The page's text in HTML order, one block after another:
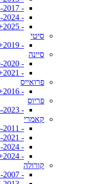
- 2014-2017 (J150)
- 2018-2024 (J150)
- 2025+ (J250)
סיטי
- 2019+
סיינה
- 2010-2020
- 2021+
פרואייס
- 2016+
פריוס
- 2016-2023
קאמרי
- 2006-2011
- 2018-2021
- 2021-2024
- 2024+
קורולה
- 2002-2007